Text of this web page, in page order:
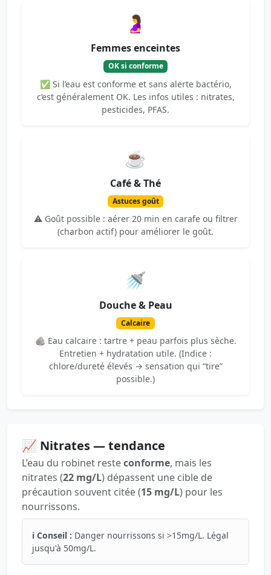
🤰
Femmes enceintes
OK si conforme
✅ Si l’eau est conforme et sans alerte bactério,
c’est généralement OK. Les infos utiles : nitrates,
pesticides, PFAS.
☕
Café & Thé
Astuces goût
⚠️ Goût possible : aérer 20 min en carafe ou filtrer
(charbon actif) pour améliorer le goût.
🚿
Douche & Peau
Calcaire
🪨 Eau calcaire : tartre + peau parfois plus sèche.
Entretien + hydratation utile. (Indice :
chlore/dureté élevés → sensation qui “tire”
possible.)
📈 Nitrates — tendance
L’eau du robinet resteconforme, mais les
nitrates (22 mg/L) dépassent une cible de
précaution souvent citée (15 mg/L) pour les
nourrissons.
ℹ️ Conseil : Danger nourrissons si >15mg/L. Légal
jusqu'à 50mg/L.